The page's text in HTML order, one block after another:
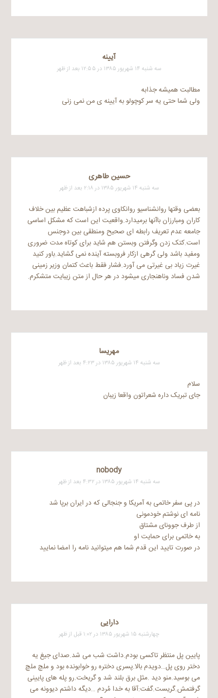
آیینه
سه شنبه ۱۴ شهریور ۱۳۸۵ در ۱۲:۵۵ بعد از ظهر
مطالبت همیشه جذابه
ولی شما حتی یه سر کوچولو به آیینه ی من نمی زنی
حسین طاهری
سه شنبه ۱۴ شهریور ۱۳۸۵ در ۲:۱۸ بعد از ظهر
بعضی وقتها روانشناسیو روانکاوی پرده ازشباهت عظیم بین خلاف
کاران ومبارزان باآنها برمیدارد.واقعیت این است که مشکل اساسی
جامعه عدم تعریف رابطه ای صحیح ومنطقی بین دوجنس
است.کتک زدن وگرفتن وبستن هم شاید برای کوتاه مدت ضروری
ومفید باشد ولی گرهی ازکار فروبسته آینده نمی گشاید.باور کنید
غیرت زیاد بی غیرتی می آورد.فشار فقط باعث کتمان وزیر زمینی
شدن فساد وناهنجاری میشود در هر حال از متن زیبایت متشکرم.
مهریسا
سه شنبه ۱۴ شهریور ۱۳۸۵ در ۴:۲۳ بعد از ظهر
سلام
جای تبریک داره شعراتون واقعا زیبان
nobody
سه شنبه ۱۴ شهریور ۱۳۸۵ در ۴:۳۲ بعد از ظهر
در پی سفر خاتمی به آمریکا و جنجالی که در ایران برپا شد
نامه ای نوشتم خودمونی
از طرف جوونای مشتاق
به خاتمی برای حمایت او
در صورت تایید این قدم شما هم میتوانید نامه را امضا نمایید
دارایی
چهارشنبه ۱۵ شهریور ۱۳۸۵ در ۱:۰۲ قبل از ظهر
پایین پل منتظر تاکسی بودم.داشت شب می شد.صدای جیغ یه
دختر روی پل…دویدم بالا.پسری دختره رو خوابونده بود و ملچ ملچ
می بوسید.منو دید .مثل برق بلند شد و گریخت.رو پله های پایینی
گرفتمش.گریست.گفت:آقا به خدا مُردم …دیگه داشتم دیوونه می